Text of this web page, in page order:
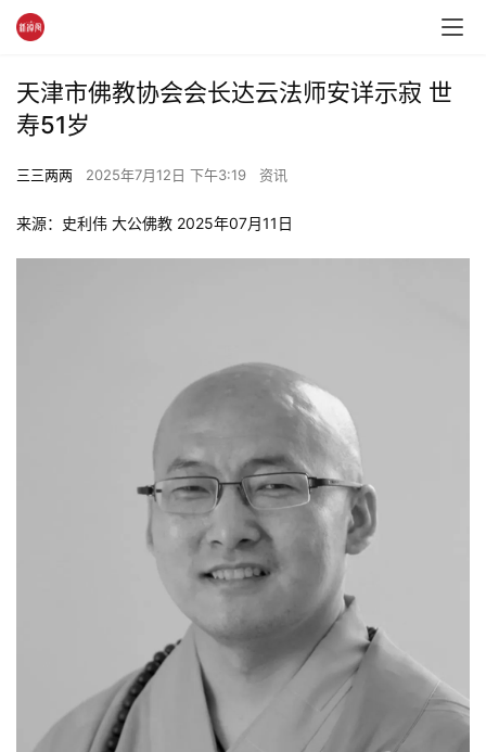
天津市佛教协会会长达云法师安详示寂 世
寿51岁
三三两两 2025年7月12日 下午3:19 资讯
来源：史利伟 大公佛教 2025年07月11日